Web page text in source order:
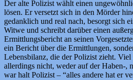
Der alte Polizist wählt einen
lösen. Er versetzt sich in den Mörder
gedanklich und real nach, besorgt sich
Witwe und schreibt darüber einen
Ermittlungsbericht an seinen
ein Bericht über die Ermittlungen,
Lebensbilanz, die der Polizist zieht.
allerdings nicht, weder auf der Haben-,
war halt Polizist – “alles andere hat er